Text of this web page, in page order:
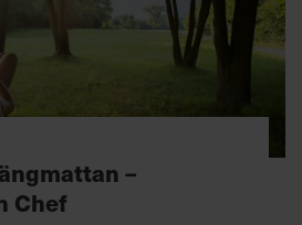
–
Chef